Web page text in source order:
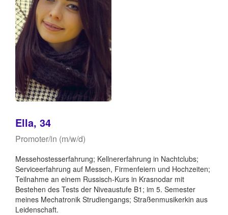
Ella, 34
Promoter/in (m/w/d)
Messehostesserfahrung; Kellnererfahrung in Nachtclubs;
Serviceerfahrung auf Messen, Firmenfeiern und Hochzeiten;
Teilnahme an einem Russisch-Kurs in Krasnodar mit
Bestehen des Tests der Niveaustufe B1; im 5. Semester
meines Mechatronik Strudiengangs; Straßenmusikerkin aus
Leidenschaft.